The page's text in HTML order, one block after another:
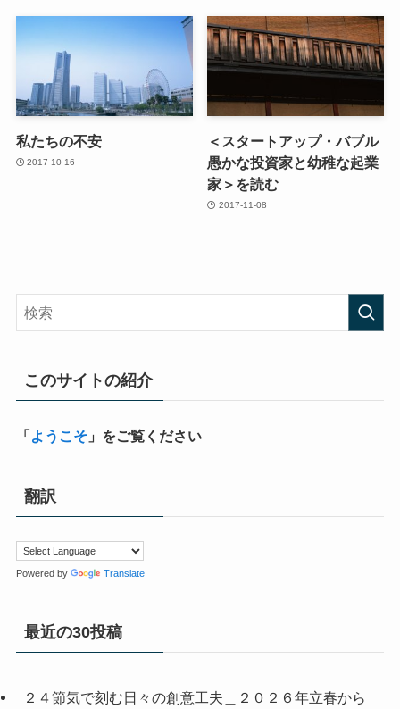
私たちの不安
2017-10-16
＜スタートアップ・バブル
愚かな投資家と幼稚な起業
家＞を読む
2017-11-08
このサイトの紹介
「ようこそ」をご覧ください
翻訳
Powered by Translate
最近の30投稿
２４節気で刻む日々の創意工夫＿２０２６年立春から